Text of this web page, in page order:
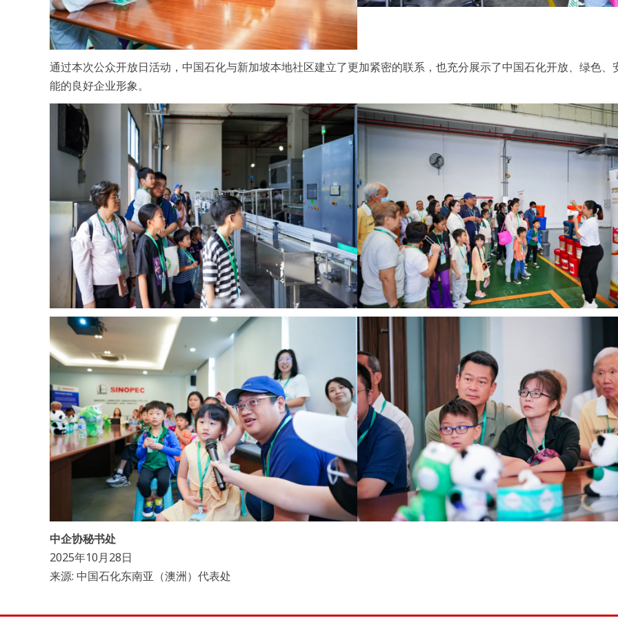
通过本次公众开放日活动，中国石化与新加坡本地社区建立了更加紧密的联系，也充分展示了中国石化开放、绿色、
能的良好企业形象。
中企协秘书处
2025年10月28日
来源: 中国石化东南亚（澳洲）代表处